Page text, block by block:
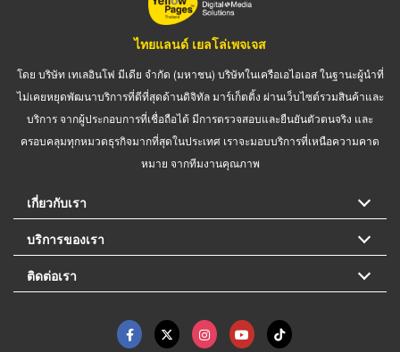
ไทยแลนด์ เยลโล่เพจเจส
โดย บริษัท เทเลอินโฟ มีเดีย จำกัด (มหาชน) บริษัทในเครือเอไอเอส ในฐานะผู้นำที่
ไม่เคยหยุดพัฒนาบริการที่ดีที่สุดด้านดิจิทัล มาร์เก็ตติ้ง ผ่านเว็บไซต์รวมสินค้าและ
บริการ จากผู้ประกอบการที่เชื่อถือได้ มีการตรวจสอบและยืนยันตัวตนจริง และ
ครอบคลุมทุกหมวดธุรกิจมากที่สุดในประเทศ เราจะมอบบริการที่เหนือความคาด
หมาย จากทีมงานคุณภาพ
เกี่ยวกับเรา
บริการของเรา
ติดต่อเรา